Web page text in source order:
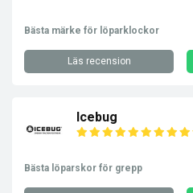
Bästa märke för löparklockor
Läs recension
Icebug
Bästa löparskor för grepp